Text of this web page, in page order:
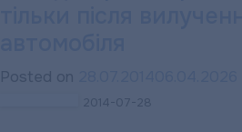
Posted on
2014-07-28